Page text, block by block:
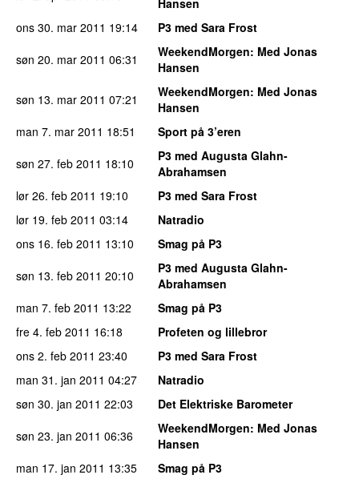
ons 30. mar 2011 19:14
P3 med Sara Frost
søn 20. mar 2011 06:31 WeekendMorgen: Med Jonas
Hansen
søn 13. mar 2011 07:21 WeekendMorgen: Med Jonas
Hansen
man 7. mar 2011 18:51
Sport på 3’eren
søn 27. feb 2011 18:10
P3 med Augusta Glahn-
Abrahamsen
lør 26. feb 2011 19:10
P3 med Sara Frost
lør 19. feb 2011 03:14
Natradio
ons 16. feb 2011 13:10
Smag på P3
søn 13. feb 2011 20:10
P3 med Augusta Glahn-
Abrahamsen
man 7. feb 2011 13:22
Smag på P3
fre 4. feb 2011 16:18
Profeten og lillebror
ons 2. feb 2011 23:40
P3 med Sara Frost
man 31. jan 2011 04:27
Natradio
søn 30. jan 2011 22:03
Det Elektriske Barometer
søn 23. jan 2011 06:36 WeekendMorgen: Med Jonas
Hansen
man 17. jan 2011 13:35
Smag på P3